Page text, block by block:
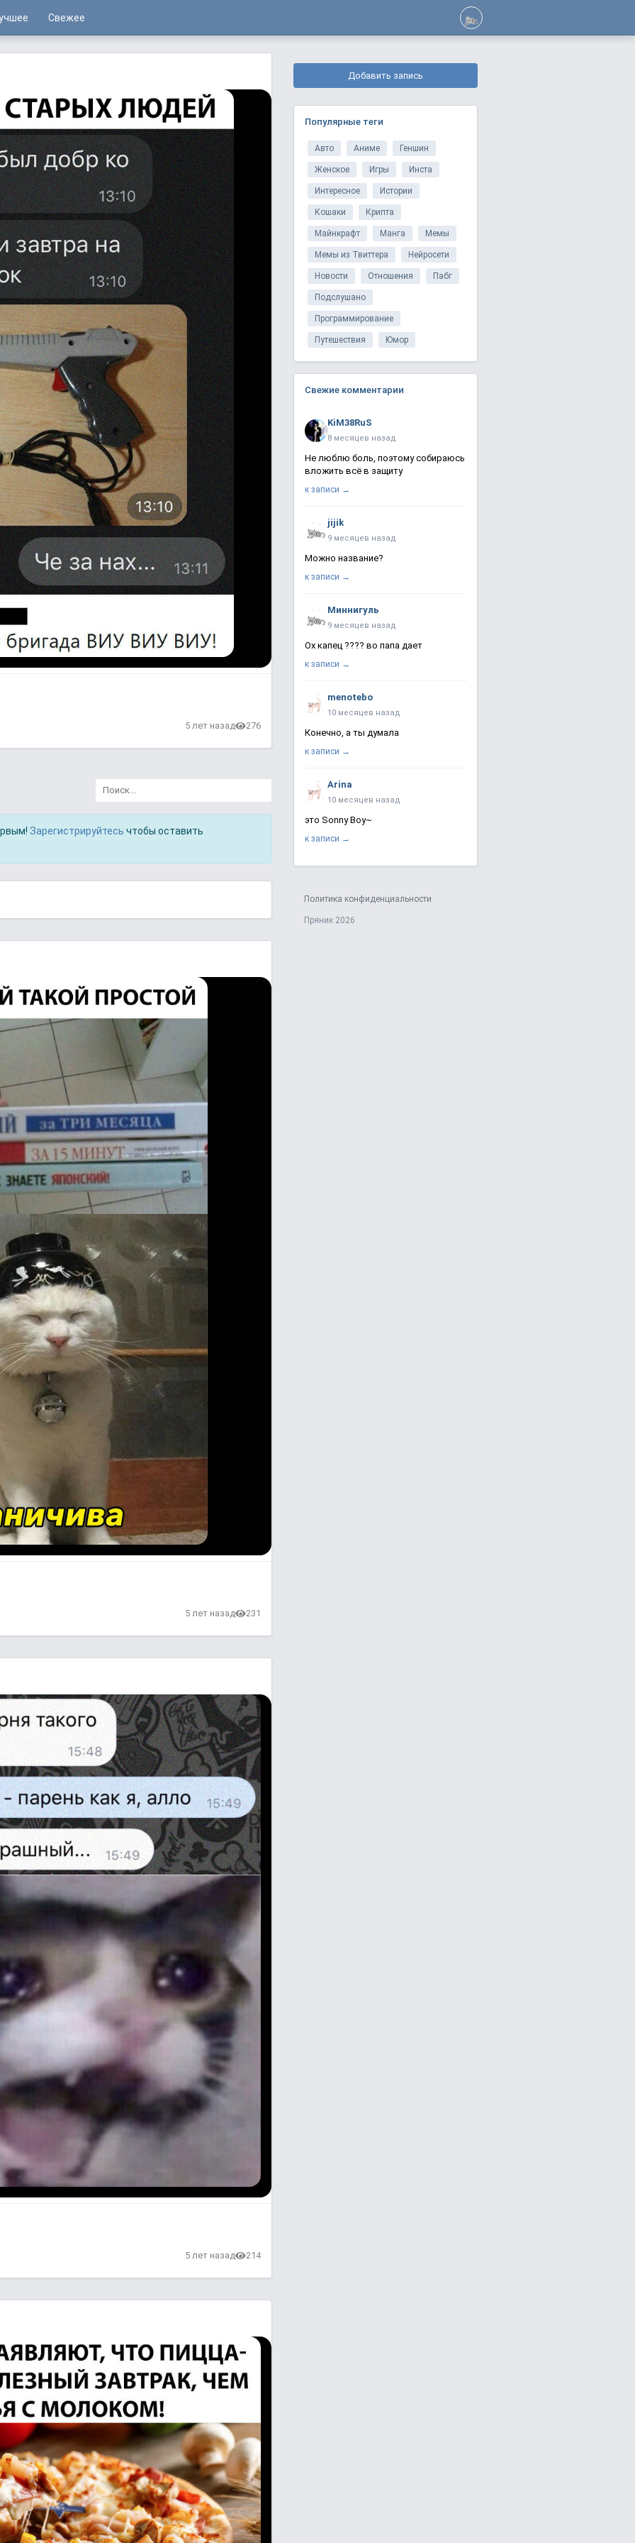
Свежее
5 лет назад 276
Зарегистрируйтесь чтобы оставить
5 лет назад 231
5 лет назад 214
Добавить запись
Популярные теги
Авто Аниме Геншин
Женское Игры Инста
Интересное Истории
Кошаки Крипта
Майнкрафт Манга Мемы
Мемы из Твиттера Нейросети
Новости Отношения Пабг
Подслушано
Программирование
Путешествия Юмор
Свежие комментарии
KiM38RuS
8 месяцев назад
Не люблю боль, поэтому собираюсь
вложить всё в защиту
к записи →
jijik
9 месяцев назад
Можно название?
к записи →
Миннигуль
9 месяцев назад
Ох капец ???? во папа дает
к записи →
menotebo
10 месяцев назад
Конечно, а ты думала
к записи →
Arina
10 месяцев назад
это Sonny Boy~
к записи →
Политика конфиденциальности
Пряник 2026